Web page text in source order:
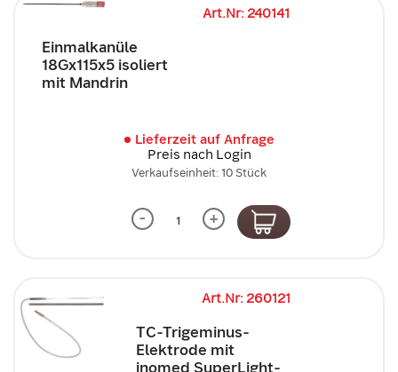
Art.Nr: 240141
Einmalkanüle
18Gx115x5 isoliert
mit Mandrin
Lieferzeit auf Anfrage
Preis nach Login
Verkaufseinheit: 10 Stück
- +
Art.Nr: 260121
TC-Trigeminus-
Elektrode mit
inomed SuperLight-